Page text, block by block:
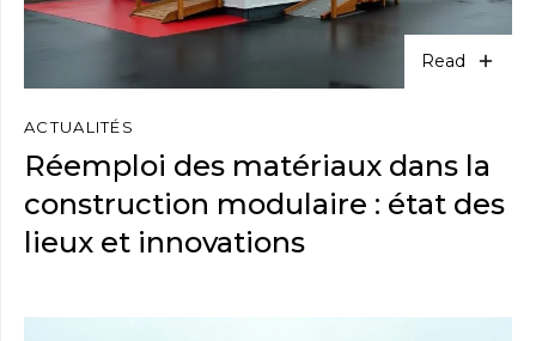
Read
ACTUALITÉS
Réemploi des matériaux dans la
construction modulaire : état des
lieux et innovations